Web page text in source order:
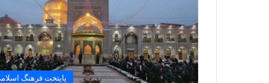
پایتخت فرهنگ